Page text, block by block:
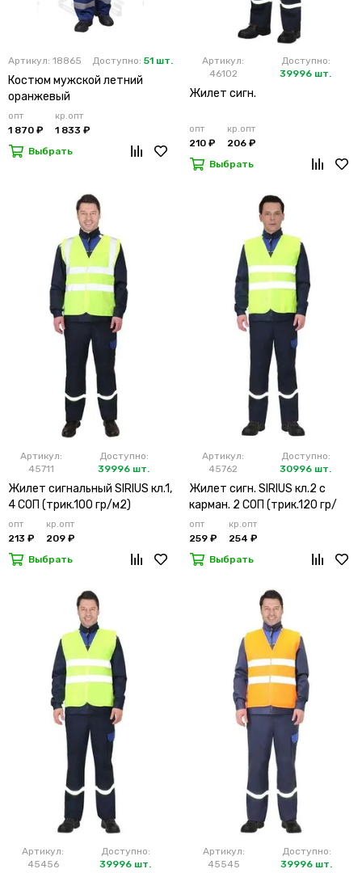
Артикул: 18865 Доступно: 51 шт.
Костюм мужской летний
оранжевый
опт
1 870 ₽
кр.опт
1 833 ₽
Выбрать
Артикул:
46102
Доступно:
39996 шт.
Жилет сигн.
опт
210 ₽
кр.опт
206 ₽
Выбрать
Артикул:
45711
Доступно:
39996 шт.
Жилет сигнальный SIRIUS кл.1,
4 СОП (трик.100 гр/м2)
лимонный
опт
213 ₽
кр.опт
209 ₽
Выбрать
Артикул:
45762
Доступно:
30996 шт.
Жилет сигн. SIRIUS кл.2 с
карман. 2 СОП (трик.120 гр/
м2)
опт
259 ₽
кр.опт
254 ₽
Выбрать
Артикул:
45456
Доступно:
39996 шт.
Артикул:
45545
Доступно:
39996 шт.